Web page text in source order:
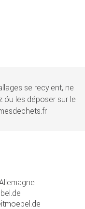
se recylent, ne
óu les déposer sur le